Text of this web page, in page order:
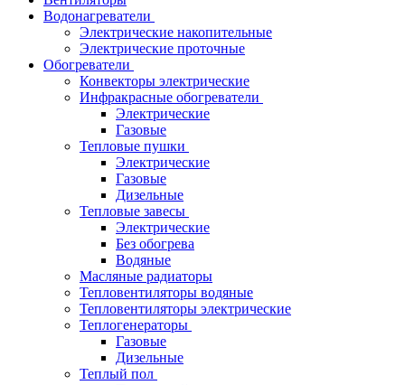
Водонагреватели
Электрические накопительные
Электрические проточные
Обогреватели
Конвекторы электрические
Инфракрасные обогреватели
Электрические
Газовые
Тепловые пушки
Электрические
Газовые
Дизельные
Тепловые завесы
Электрические
Без обогрева
Водяные
Масляные радиаторы
Тепловентиляторы водяные
Тепловентиляторы электрические
Теплогенераторы
Газовые
Дизельные
Теплый пол